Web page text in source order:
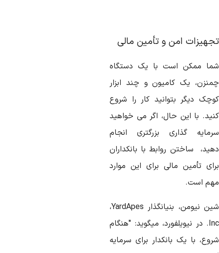
امن و تأمین مالی
ممکن است با یک دستگاه
یک کامیون و چند ابزار
دیگر بتوانید کار را شروع
با این حال، اگر می خواهید
گذاری بزرگتری انجام
ساختن روابط با بانکداران
تأمین مالی برای این موارد
است.
نیومن، بنیانگذار YardApes،
. در نیویلفورد، میگوید: "هنگام
با یک بانکدار برای سرمایه